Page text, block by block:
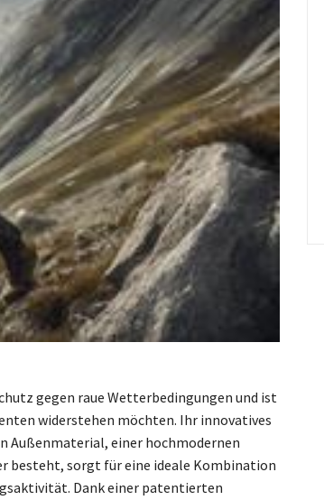
gegen raue Wetterbedingungen und ist
widerstehen möchten. Ihr innovatives
Außenmaterial, einer hochmodernen
besteht, sorgt für eine ideale Kombination
Dank einer patentierten